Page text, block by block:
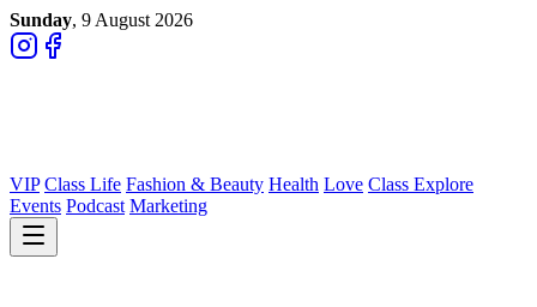
Sunday, 9 August 2026
VIP Class Life Fashion & Beauty Health Love Class Explore
Events Podcast Marketing